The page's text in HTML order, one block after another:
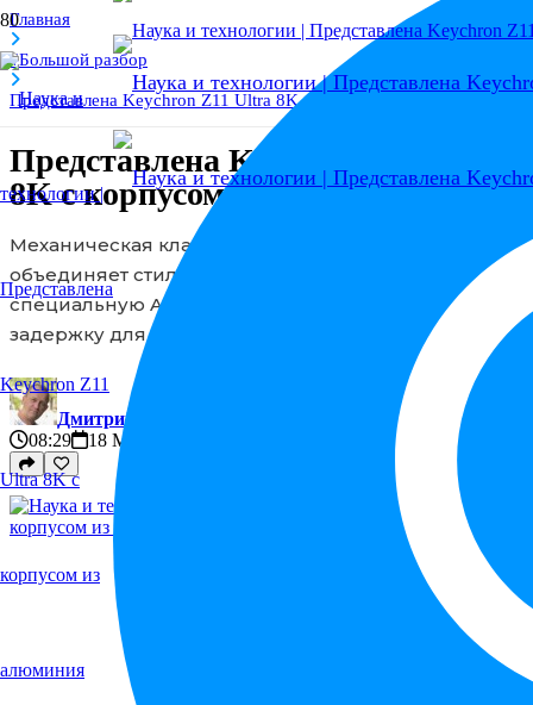
Главная
#Большой разбор
Представлена Keychron Z11 Ultra 8K с корпусом из алюминия
Представлена Keychron Z11 Ultra
8K с корпусом из алюминия
Механическая клавиатура Keychron Z11 Ultra 8K
объединяет стиль аркадных автоматов 70-х годов,
специальную Alice-раскладку и минимальную
задержку для игр.
Дмитрий
08:29
18 Май 2026